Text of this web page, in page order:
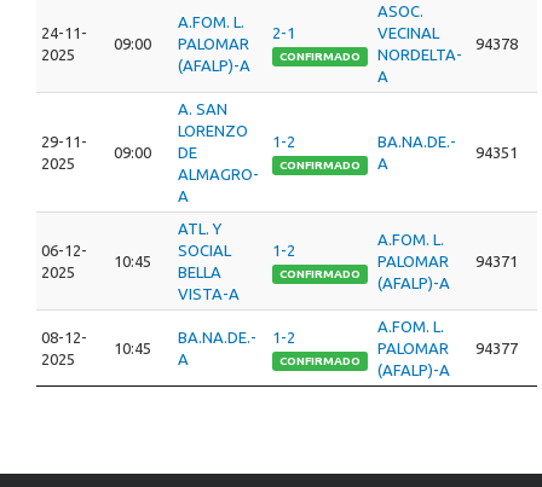
24-11-
2025
09:00
A.FOM. L.
PALOMAR
(AFALP)-A
2-1
CONFIRMADO
ASOC.
VECINAL
NORDELTA-
A
94378
29-11-
2025
09:00
A. SAN
LORENZO
DE
ALMAGRO-
A
1-2
CONFIRMADO
BA.NA.DE.-
A
94351
06-12-
2025
10:45
ATL. Y
SOCIAL
BELLA
VISTA-A
1-2
CONFIRMADO
A.FOM. L.
PALOMAR
(AFALP)-A
94371
08-12-
2025
10:45
BA.NA.DE.-
A
1-2
CONFIRMADO
A.FOM. L.
PALOMAR
(AFALP)-A
94377